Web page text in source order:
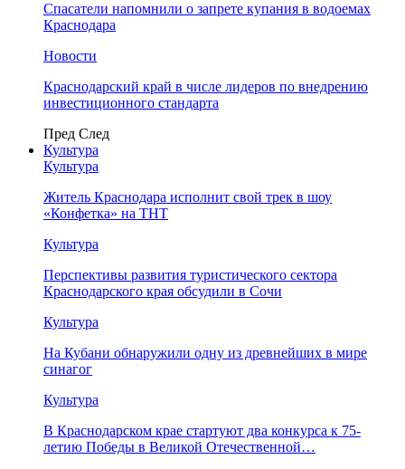
Спасатели напомнили о запрете купания в водоемах
Краснодара
Новости
Краснодарский край в числе лидеров по внедрению
инвестиционного стандарта
Пред След
Культура
Культура
Житель Краснодара исполнит свой трек в шоу
«Конфетка» на ТНТ
Культура
Перспективы развития туристического сектора
Краснодарского края обсудили в Сочи
Культура
На Кубани обнаружили одну из древнейших в мире
синагог
Культура
В Краснодарском крае стартуют два конкурса к 75-
летию Победы в Великой Отечественной…